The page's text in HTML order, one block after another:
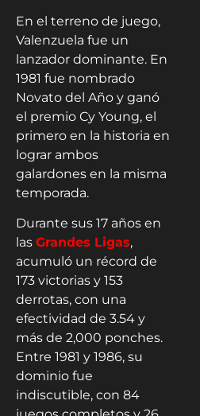
En el terreno de juego,
Valenzuela fue un
lanzador dominante. En
1981 fue nombrado
Novato del Año y ganó
el premio Cy Young, el
primero en la historia en
lograr ambos
galardones en la misma
temporada.
Durante sus 17 años en
las Grandes Ligas,
acumuló un récord de
173 victorias y 153
derrotas, con una
efectividad de 3.54 y
más de 2,000 ponches.
Entre 1981 y 1986, su
dominio fue
indiscutible, con 84